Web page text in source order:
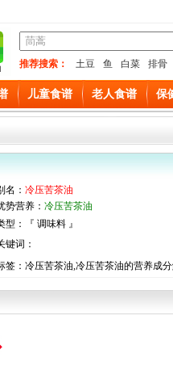
推荐搜索： 土豆 鱼 白菜 排骨
儿童食谱 老人食谱 保
名： 冷压苦茶油
势营养： 冷压苦茶油
型：『 调味料 』
键词：
签：冷压苦茶油,冷压苦茶油的营养成